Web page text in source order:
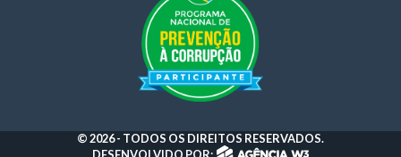
© 2026 - TODOS OS DIREITOS RESERVADOS.